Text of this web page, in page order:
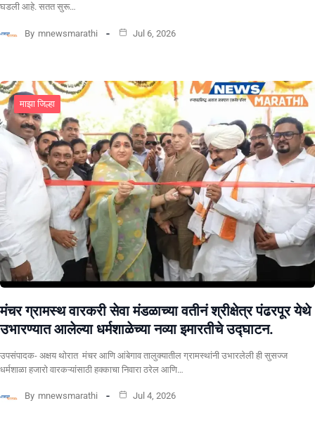
घडली आहे. सतत सुरू…
By mnewsmarathi Jul 6, 2026
माझा जिल्हा
मंचर ग्रामस्थ वारकरी सेवा मंडळाच्या वतीनं श्रीक्षेत्र पंढरपूर येथे
उभारण्यात आलेल्या धर्मशाळेच्या नव्या इमारतीचे उद्घाटन.
उपसंपादक- अक्षय थोरात मंचर आणि आंबेगाव तालुक्यातील ग्रामस्थांनी उभारलेली ही सुसज्ज
धर्मशाळा हजारो वारकऱ्यांसाठी हक्काचा निवारा ठरेल आणि…
By mnewsmarathi Jul 4, 2026